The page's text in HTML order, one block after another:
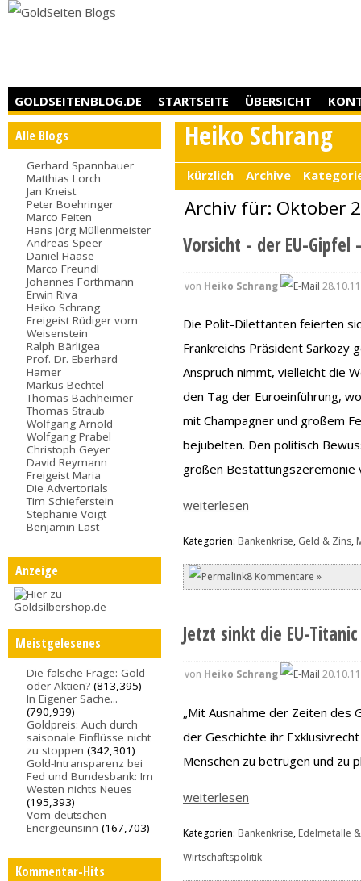
GOLDSEITENBLOG.DE STARTSEITE ÜBERSICHT
Alle Blogs
Gerhard Spannbauer
Matthias Lorch
Jan Kneist
Peter Boehringer
Marco Feiten
Hans Jörg Müllenmeister
Andreas Speer
Daniel Haase
Marco Freundl
Johannes Forthmann
Erwin Riva
Heiko Schrang
Freigeist Rüdiger vom
Weisenstein
Ralph Bärligea
Prof. Dr. Eberhard
Hamer
Markus Bechtel
Thomas Bachheimer
Thomas Straub
Wolfgang Arnold
Wolfgang Prabel
Christoph Geyer
David Reymann
Freigeist Maria
Die Advertorials
Tim Schieferstein
Stephanie Voigt
Benjamin Last
Anzeige
Meistgelesenes
Die falsche Frage: Gold
oder Aktien? (813,395)
In Eigener Sache...
(790,939)
Goldpreis: Auch durch
saisonale Einflüsse nicht
zu stoppen (342,301)
Gold-Intransparenz bei
Fed und Bundesbank: Im
Westen nichts Neues
(195,393)
Vom deutschen
Energieunsinn (167,703)
Kommentar-Hits
Heiko Schrang
kürzlich Archive
Archiv für: Oktober
Vorsicht - der EU-
von Heiko Schrang
Die Polit-Dilettanten feierten
Frankreichs Präsident Sarkozy
Anspruch nimmt, vielleicht die
den Tag der Euroeinführung,
mit Champagner und großem
bejubelten. Den politisch
großen Bestattungszeremonie
weiterlesen
Kategorien: Bankenkrise, Geld & Zins,
8 Kommentare »
Jetzt sinkt die EU-
von Heiko Schrang
„Mit Ausnahme der Zeiten des
der Geschichte ihr
Menschen zu betrügen und zu
weiterlesen
Kategorien: Bankenkrise, Edelmetalle
Wirtschaftspolitik